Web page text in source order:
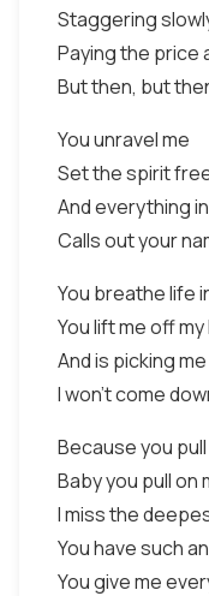
Staggering
Paying the price
But then, but
You unravel me
Set the spirit
And everything
Calls out your
You breathe life
You lift me off
And is picking
I won't come
Because you pull
Baby you pull on
I miss the
You have such
You give me